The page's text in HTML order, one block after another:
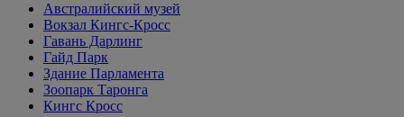
Австралийский музей
Вокзал Кингс-Кросс
Гавань Дарлинг
Гайд Парк
Здание Парламента
Зоопарк Таронга
Кингс Кросс